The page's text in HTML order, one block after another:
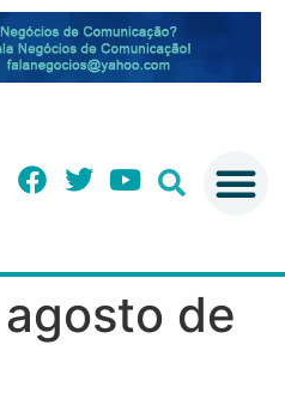
de